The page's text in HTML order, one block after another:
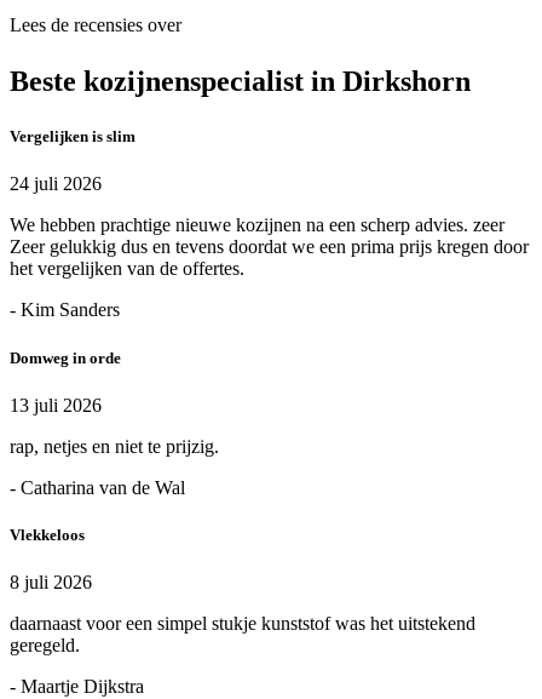
Lees de recensies over
Beste kozijnenspecialist in Dirkshorn
Vergelijken is slim
24 juli 2026
We hebben prachtige nieuwe kozijnen na een scherp advies. zeer
Zeer gelukkig dus en tevens doordat we een prima prijs kregen door
het vergelijken van de offertes.
- Kim Sanders
Domweg in orde
13 juli 2026
rap, netjes en niet te prijzig.
- Catharina van de Wal
Vlekkeloos
8 juli 2026
daarnaast voor een simpel stukje kunststof was het uitstekend
geregeld.
- Maartje Dijkstra